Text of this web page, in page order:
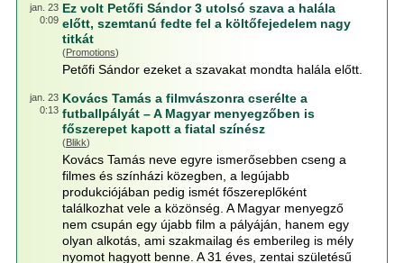
jan. 23
0:09
Ez volt Petőfi Sándor 3 utolsó szava a halála
előtt, szemtanú fedte fel a költőfejedelem nagy
titkát
(Promotions)
Petőfi Sándor ezeket a szavakat mondta halála előtt.
jan. 23
0:13
Kovács Tamás a filmvászonra cserélte a
futballpályát – A Magyar menyegzőben is
főszerepet kapott a fiatal színész
(Blikk)
Kovács Tamás neve egyre ismerősebben cseng a
filmes és színházi közegben, a legújabb
produkciójában pedig ismét főszereplőként
találkozhat vele a közönség. A Magyar menyegző
nem csupán egy újabb film a pályáján, hanem egy
olyan alkotás, ami szakmailag és emberileg is mély
nyomot hagyott benne. A 31 éves, zentai születésű